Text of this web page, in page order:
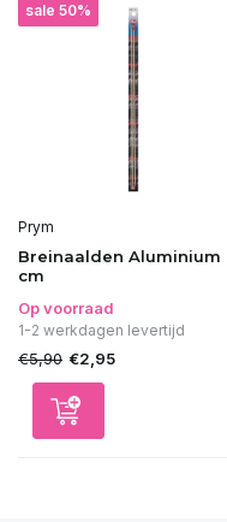
sale 50%
Prym
Breinaalden Aluminium
cm
Op voorraad
1-2 werkdagen levertijd
€5,90 €2,95